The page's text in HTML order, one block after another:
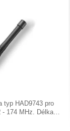
typ HAD9743 pro
- 174 MHz. Délka…